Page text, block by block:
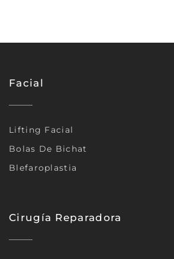
Facial
Lifting Facial
Bolas De Bichat
Blefaroplastia
Cirugía Reparadora